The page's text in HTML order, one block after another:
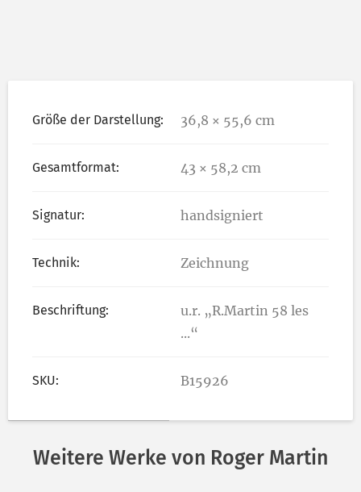
Größe der Darstellung: 36,8 × 55,6 cm
Gesamtformat: 43 × 58,2 cm
Signatur: handsigniert
Technik: Zeichnung
Beschriftung:
u.r. „R.Martin 58 les
...“
SKU: B15926
Weitere Werke von Roger Martin